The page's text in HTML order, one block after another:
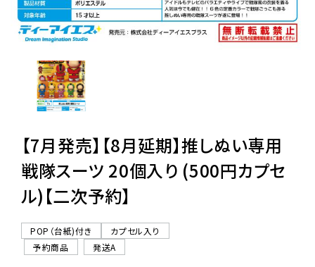
ご利用ガイド
06-6282-7659
【7月発売】【8月延期】推しぬい専用
戦隊スーツ 20個入り (500円カプセ
ル)【二次予約】
POP（台紙)付き
カプセル入り
予約商品
発送A